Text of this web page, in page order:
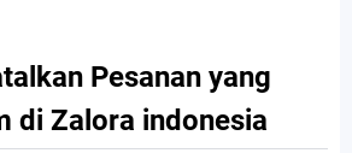
Pesanan yang
di Zalora indonesia